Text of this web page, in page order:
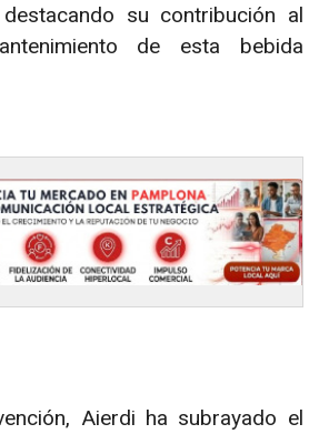
su contribución al
de esta bebida
Aierdi ha subrayado el